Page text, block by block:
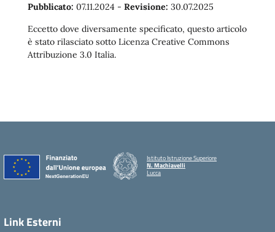
Pubblicato: 07.11.2024 - Revisione: 30.07.2025
Eccetto dove diversamente specificato, questo articolo
è stato rilasciato sotto Licenza Creative Commons
Attribuzione 3.0 Italia.
Istituto Istruzione Superiore
N. Machiavelli
Lucca
Link Esterni